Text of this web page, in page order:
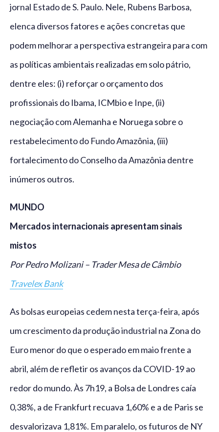
jornal Estado de S. Paulo. Nele, Rubens Barbosa,
elenca diversos fatores e ações concretas que
podem melhorar a perspectiva estrangeira para com
as políticas ambientais realizadas em solo pátrio,
dentre eles: (i) reforçar o orçamento dos
profissionais do Ibama, ICMbio e Inpe, (ii)
negociação com Alemanha e Noruega sobre o
restabelecimento do Fundo Amazônia, (iii)
fortalecimento do Conselho da Amazônia dentre
inúmeros outros.
MUNDO
Mercados internacionais apresentam sinais
mistos
Por Pedro Molizani – Trader Mesa de Câmbio
Travelex Bank
As bolsas europeias cedem nesta terça-feira, após
um crescimento da produção industrial na Zona do
Euro menor do que o esperado em maio frente a
abril, além de refletir os avanços da COVID-19 ao
redor do mundo. Às 7h19, a Bolsa de Londres caía
0,38%, a de Frankfurt recuava 1,60% e a de Paris se
desvalorizava 1,81%. Em paralelo, os futuros de NY